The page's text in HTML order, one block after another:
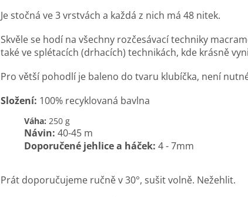
Je stočná ve 3 vrstvách a každá z nich má 48 nitek.
Skvěle se hodí na všechny rozčesávací techniky m
také ve splétacích (drhacích) technikách, kde krásně
Pro větší pohodlí je baleno do tvaru klubíčka, není
Složení: 100% recyklovaná bavlna
Váha: 250 g
Návin: 40-45 m
Doporučené jehlice a háček: 4 - 7mm
Prát doporučujeme ručně v 30°, sušit volně. Nežehlit.